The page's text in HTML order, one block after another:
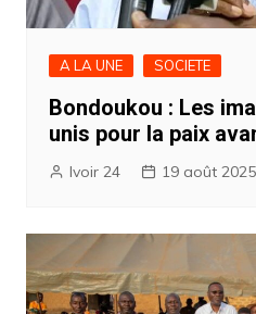
A LA UNE SOCIETE
Bondoukou : Les
unis pour la paix
Ivoir 24 19 août 2025